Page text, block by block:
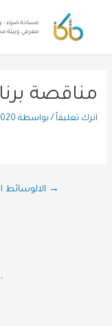
مساحة ضوء ؛
معرفي وبيئة
مناقصة
اترك تعليقاً / بواسطة
→ الالوسائط